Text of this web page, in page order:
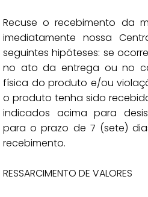
Recuse o recebimento da
imediatamente nossa
seguintes hipóteses: se
no ato da entrega ou no
física do produto e/ou
o produto tenha sido
indicados acima para
para o prazo de 7 (sete)
recebimento.
RESSARCIMENTO DE VALORES